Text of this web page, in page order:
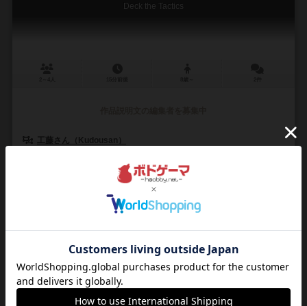
Deck the Tactics
工藤さん（Kudousan）
工藤さんのゲーム（Kudo san no Game）
32
経験あり お気に入り
デック・ザ・タクティクス：アドバンス
Deck the Tactics Adcanve